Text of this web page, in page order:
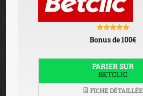
Bonus de 100€
PARIER SUR
BETCLIC
FICHE DÉTAILLÉE